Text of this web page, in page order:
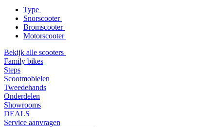
Type
Snorscooter
Bromscooter
Motorscooter
Bekijk alle scooters
Family bikes
Steps
Scootmobielen
Tweedehands
Onderdelen
Showrooms
DEALS
Service aanvragen